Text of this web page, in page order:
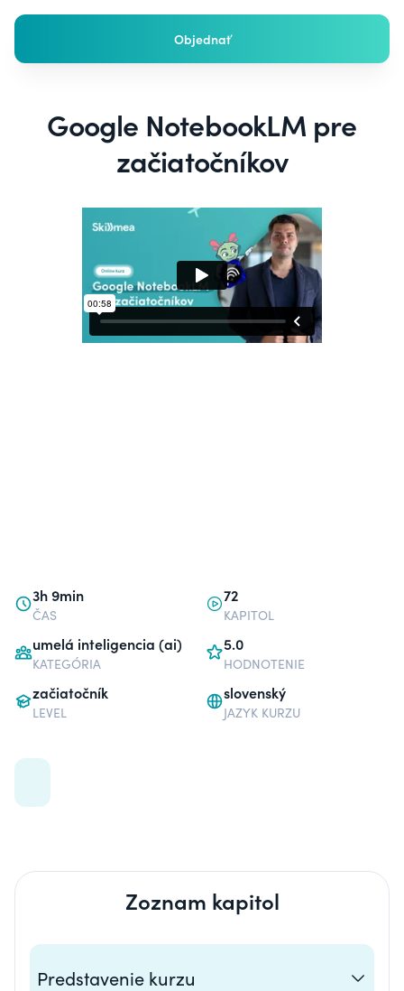
Objednať
Google NotebookLM pre
začiatočníkov
3h 9min
ČAS
72
KAPITOL
umelá inteligencia (ai)
KATEGÓRIA
5.0
HODNOTENIE
začiatočník
LEVEL
slovenský
JAZYK KURZU
Zoznam kapitol
Predstavenie kurzu